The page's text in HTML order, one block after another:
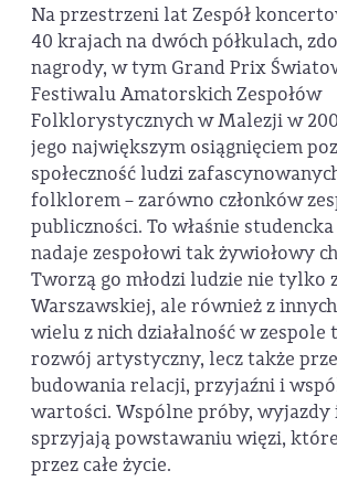
Na przestrzeni lat Zespół
40 krajach na dwóch półkulach,
nagrody, w tym Grand Prix
Festiwalu Amatorskich Zespołów
Folklorystycznych w Malezji w
jego największym osiągnięciem
społeczność ludzi
folklorem – zarówno członków
publiczności. To właśnie
nadaje zespołowi tak żywiołowy
Tworzą go młodzi ludzie nie tylko
Warszawskiej, ale również z
wielu z nich działalność w
rozwój artystyczny, lecz także
budowania relacji, przyjaźni i
wartości. Wspólne próby,
sprzyjają powstawaniu więzi,
przez całe życie.